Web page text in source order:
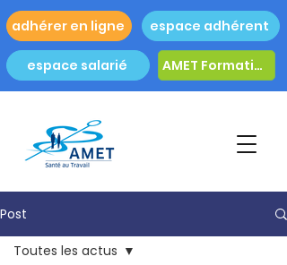
adhérer en ligne espace adhérent
espace salarié AMET Formation
Post
Toutes les actus